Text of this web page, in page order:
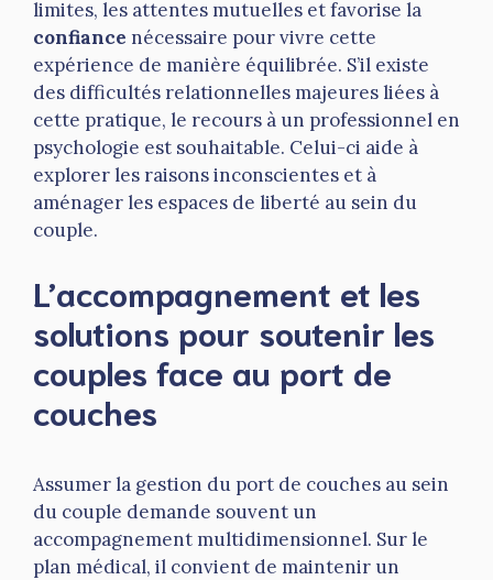
limites, les attentes mutuelles et favorise la
confiance nécessaire pour vivre cette
expérience de manière équilibrée. S’il existe
des difficultés relationnelles majeures liées à
cette pratique, le recours à un professionnel en
psychologie est souhaitable. Celui-ci aide à
explorer les raisons inconscientes et à
aménager les espaces de liberté au sein du
couple.
L’accompagnement et les
solutions pour soutenir les
couples face au port de
couches
Assumer la gestion du port de couches au sein
du couple demande souvent un
accompagnement multidimensionnel. Sur le
plan médical, il convient de maintenir un